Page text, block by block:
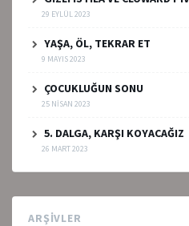
29 EYLÜL 2023
YAŞA, ÖL, TEKRAR ET
9 MAYIS 2023
ÇOCUKLUĞUN SONU
25 NISAN 2023
5. DALGA, KARŞI KOYACAĞIZ
26 MART 2023
ARŞIVLER